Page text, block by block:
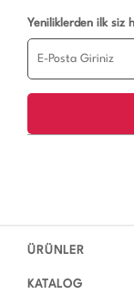
Yeniliklerden ilk siz
ÜRÜNLER
KATALOG